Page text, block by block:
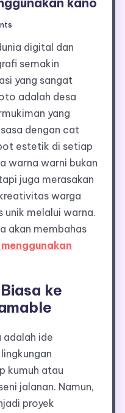
digital dan
semakin
yang sangat
adalah desa
yang
dengan cat
estetik di setiap
warna warni bukan
juga merasakan
warga
unik melalui warna.
akan membahas
ke
adalah ide
kumuh atau
jalanan. Namun,
proyek